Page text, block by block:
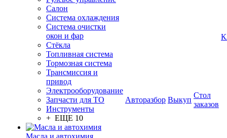
Салон
Система охлаждения
Система очистки
окон и фар
Стёкла
Топливная система
Тормозная система
Трансмиссия и
привод
Электрооборудование
Запчасти для ТО
Инструменты
+ ЕЩЕ 10
Масла и автохимия
Авторазбор Выкуп
Стол
заказов